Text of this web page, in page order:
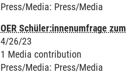
Press/Media: Press/Media
OER Schüler:innenumfrage
4/26/23
1 Media contribution
Press/Media: Press/Media